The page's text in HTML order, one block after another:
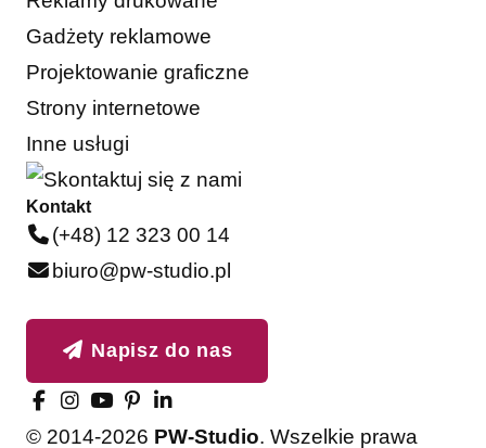
Gadżety reklamowe
Projektowanie graficzne
Strony internetowe
Inne usługi
Kontakt
(+48) 12 323 00 14
biuro@pw-studio.pl
Napisz do nas
© 2014-2026 PW-Studio. Wszelkie prawa